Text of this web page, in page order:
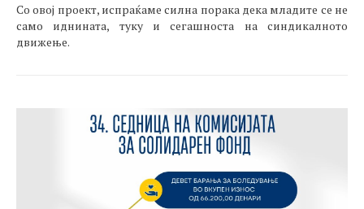
Со овој проект, испраќаме силна порака дека младите се не
само иднината, туку и сегашноста на синдикалното
движење.